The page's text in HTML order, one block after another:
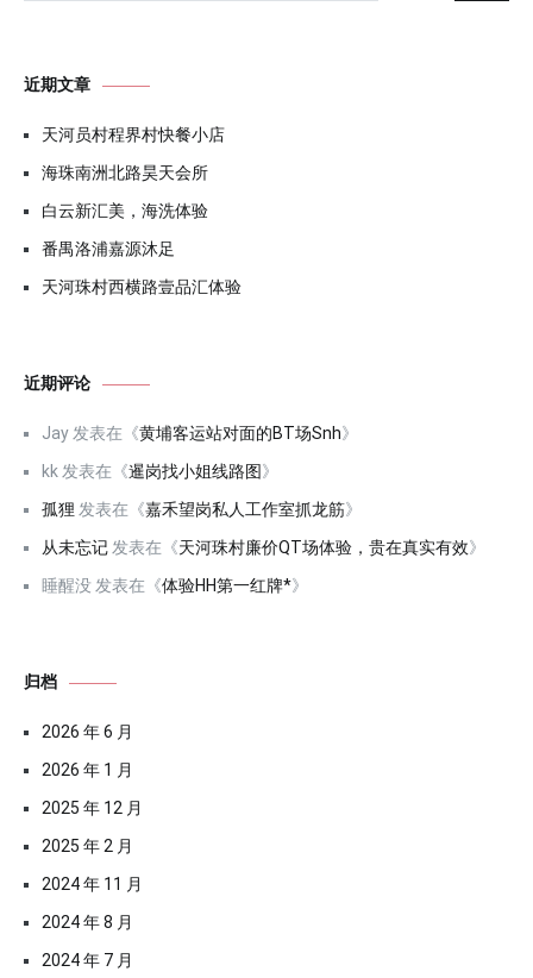
近期文章
天河员村程界村快餐小店
海珠南洲北路昊天会所
白云新汇美，海洗体验
番禺洛浦嘉源沐足
天河珠村西横路壹品汇体验
近期评论
Jay 发表在《黄埔客运站对面的BT场Snh》
kk 发表在《暹岗找小姐线路图》
孤狸 发表在《嘉禾望岗私人工作室抓龙筋》
从未忘记 发表在《天河珠村廉价QT场体验，贵在真实有效》
睡醒没 发表在《体验HH第一红牌*》
归档
2026 年 6 月
2026 年 1 月
2025 年 12 月
2025 年 2 月
2024 年 11 月
2024 年 8 月
2024 年 7 月